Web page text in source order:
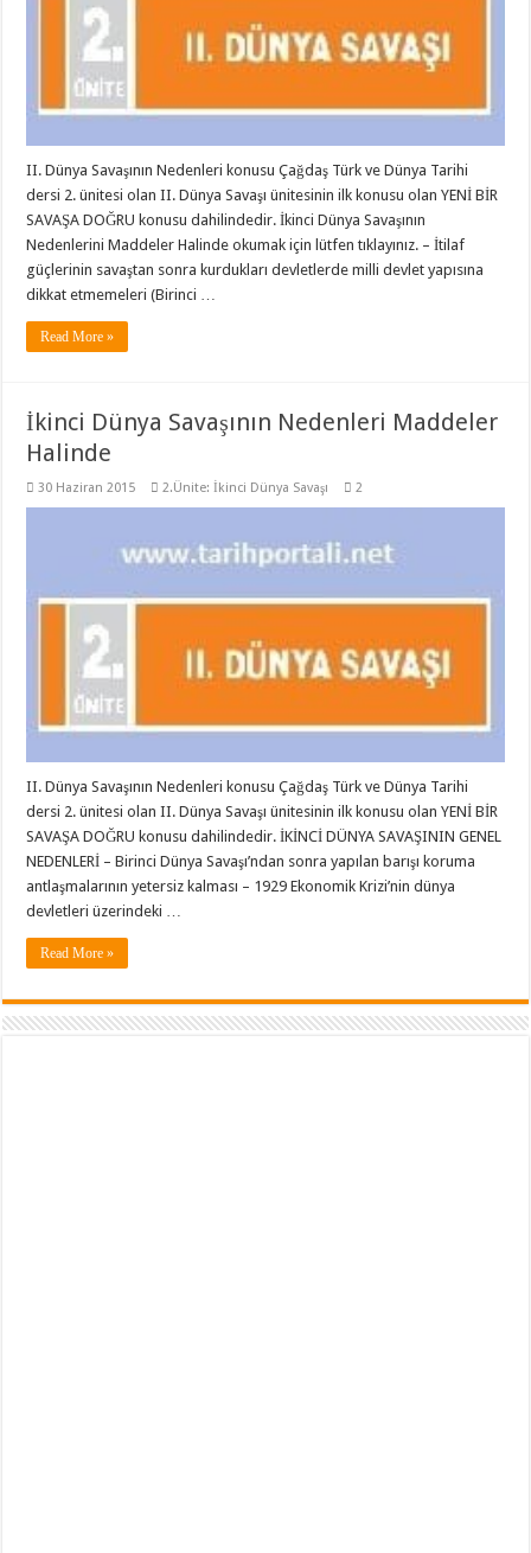
II. Dünya Savaşının Nedenleri konusu Çağdaş Türk ve Dünya Tarihi
dersi 2. ünitesi olan II. Dünya Savaşı ünitesinin ilk konusu olan YENİ BİR
SAVAŞA DOĞRU konusu dahilindedir. İkinci Dünya Savaşının
Nedenlerini Maddeler Halinde okumak için lütfen tıklayınız. – İtilaf
güçlerinin savaştan sonra kurdukları devlet­lerde milli devlet yapısına
dikkat etmemeleri (Birinci …
Read More »
İkinci Dünya Savaşının Nedenleri Maddeler
Halinde
30 Haziran 2015 2.Ünite: İkinci Dünya Savaşı 2
II. Dünya Savaşının Nedenleri konusu Çağdaş Türk ve Dünya Tarihi
dersi 2. ünitesi olan II. Dünya Savaşı ünitesinin ilk konusu olan YENİ BİR
SAVAŞA DOĞRU konusu dahilindedir. İKİNCİ DÜNYA SAVAŞININ GENEL
NEDENLERİ – Birinci Dünya Savaşı’ndan sonra yapılan barışı ko­ruma
antlaşmalarının yetersiz kalması – 1929 Ekonomik Krizi’nin dünya
devletleri üzerin­deki …
Read More »